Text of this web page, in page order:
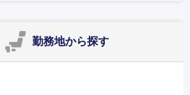
勤務地から探す